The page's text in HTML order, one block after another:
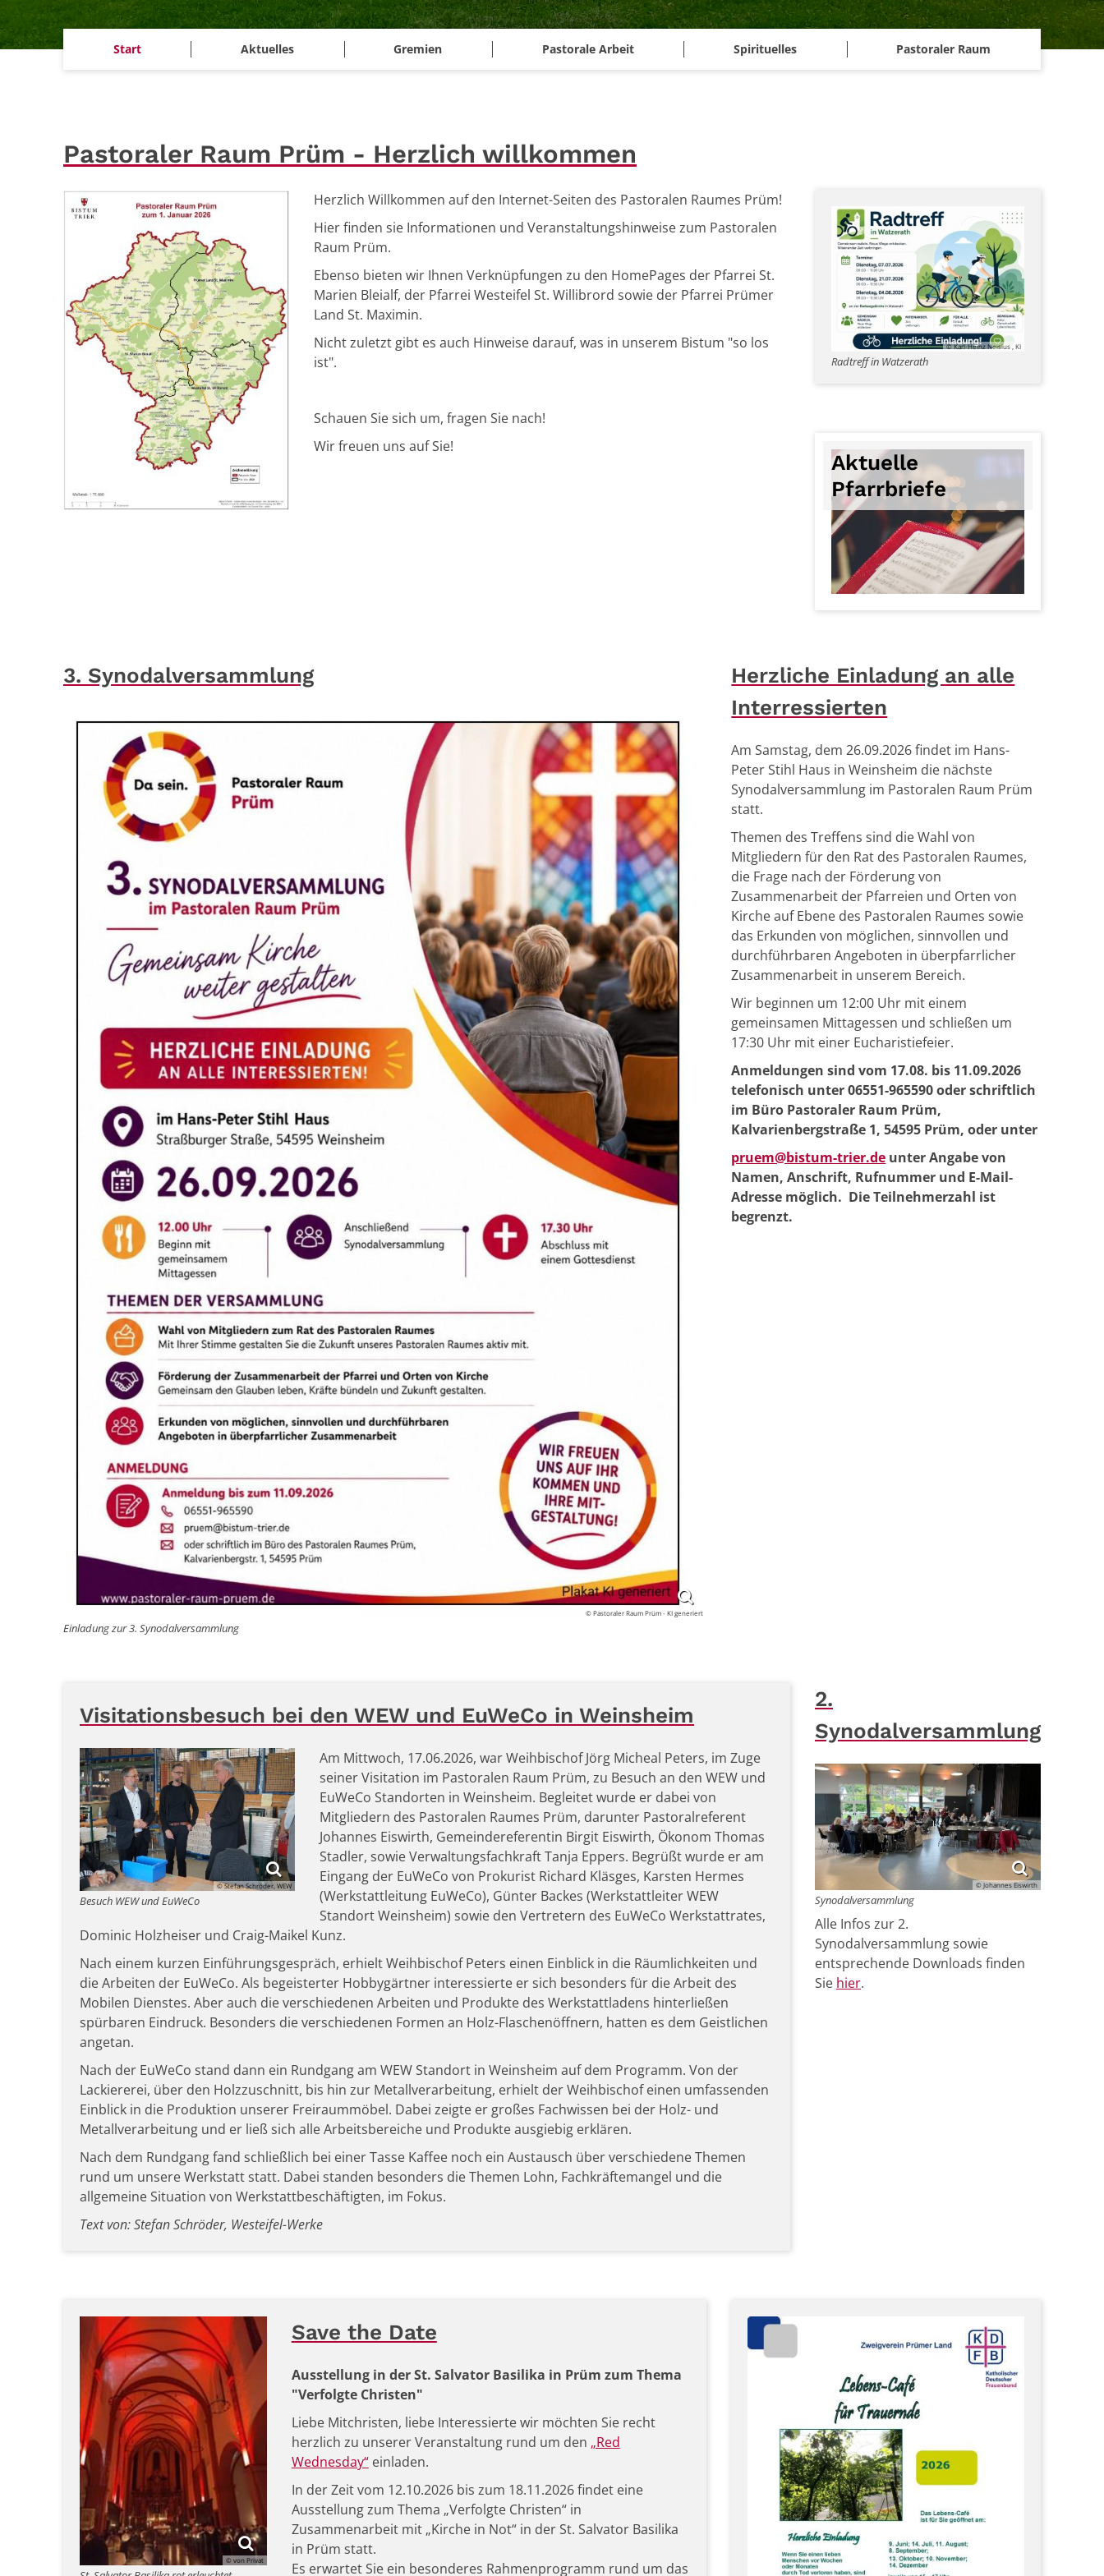
Start Aktuelles Gremien Pastorale Arbeit Spirituelles Pastoraler Raum
Pastoraler Raum Prüm - Herzlich willkommen
Herzlich Willkommen auf den Internet-Seiten des Pastoralen Raumes Prüm!
Hier finden sie Informationen und Veranstaltungshinweise zum Pastoralen
Raum Prüm.
Ebenso bieten wir Ihnen Verknüpfungen zu den HomePages der Pfarrei St.
Marien Bleialf, der Pfarrei Westeifel St. Willibrord sowie der Pfarrei Prümer
Land St. Maximin.
Nicht zuletzt gibt es auch Hinweise darauf, was in unserem Bistum "so los
ist".
Schauen Sie sich um, fragen Sie nach!
Wir freuen uns auf Sie!
© Karl-Heinz Neisius , KI
Radtreff in Watzerath
Aktuelle
Pfarrbriefe
3. Synodalversammlung
© Pastoraler Raum Prüm - KI generiert
Einladung zur 3. Synodalversammlung
Herzliche Einladung an alle
Interressierten
Am Samstag, dem 26.09.2026 findet im Hans-
Peter Stihl Haus in Weinsheim die nächste
Synodalversammlung im Pastoralen Raum Prüm
statt.
Themen des Treffens sind die Wahl von
Mitgliedern für den Rat des Pastoralen Raumes,
die Frage nach der Förderung von
Zusammenarbeit der Pfarreien und Orten von
Kirche auf Ebene des Pastoralen Raumes sowie
das Erkunden von möglichen, sinnvollen und
durchführbaren Angeboten in überpfarrlicher
Zusammenarbeit in unserem Bereich.
Wir beginnen um 12:00 Uhr mit einem
gemeinsamen Mittagessen und schließen um
17:30 Uhr mit einer Eucharistiefeier.
Anmeldungen sind vom 17.08. bis 11.09.2026
telefonisch unter 06551-965590 oder schriftlich
im Büro Pastoraler Raum Prüm,
Kalvarienbergstraße 1, 54595 Prüm, oder unter
pruem@bistum-trier.de unter Angabe von
Namen, Anschrift, Rufnummer und E-Mail-
Adresse möglich. Die Teilnehmerzahl ist
begrenzt.
Visitationsbesuch bei den WEW und EuWeCo in Weinsheim
© Stefan Schröder, WEW
Besuch WEW und EuWeCo
Am Mittwoch, 17.06.2026, war Weihbischof Jörg Micheal Peters, im Zuge
seiner Visitation im Pastoralen Raum Prüm, zu Besuch an den WEW und
EuWeCo Standorten in Weinsheim. Begleitet wurde er dabei von
Mitgliedern des Pastoralen Raumes Prüm, darunter Pastoralreferent
Johannes Eiswirth, Gemeindereferentin Birgit Eiswirth, Ökonom Thomas
Stadler, sowie Verwaltungsfachkraft Tanja Eppers. Begrüßt wurde er am
Eingang der EuWeCo von Prokurist Richard Kläsges, Karsten Hermes
(Werkstattleitung EuWeCo), Günter Backes (Werkstattleiter WEW
Standort Weinsheim) sowie den Vertretern des EuWeCo Werkstattrates,
Dominic Holzheiser und Craig-Maikel Kunz.
Nach einem kurzen Einführungsgespräch, erhielt Weihbischof Peters einen Einblick in die Räumlichkeiten und
die Arbeiten der EuWeCo. Als begeisterter Hobbygärtner interessierte er sich besonders für die Arbeit des
Mobilen Dienstes. Aber auch die verschiedenen Arbeiten und Produkte des Werkstattladens hinterließen
spürbaren Eindruck. Besonders die verschiedenen Formen an Holz-Flaschenöffnern, hatten es dem Geistlichen
angetan.
Nach der EuWeCo stand dann ein Rundgang am WEW Standort in Weinsheim auf dem Programm. Von der
Lackiererei, über den Holzzuschnitt, bis hin zur Metallverarbeitung, erhielt der Weihbischof einen umfassenden
Einblick in die Produktion unserer Freiraummöbel. Dabei zeigte er großes Fachwissen bei der Holz- und
Metallverarbeitung und er ließ sich alle Arbeitsbereiche und Produkte ausgiebig erklären.
Nach dem Rundgang fand schließlich bei einer Tasse Kaffee noch ein Austausch über verschiedene Themen
rund um unsere Werkstatt statt. Dabei standen besonders die Themen Lohn, Fachkräftemangel und die
allgemeine Situation von Werkstattbeschäftigten, im Fokus.
Text von: Stefan Schröder, Westeifel-Werke
2.
Synodalversammlung
© Johannes Eiswirth
Synodalversammlung
Alle Infos zur 2.
Synodalversammlung sowie
entsprechende Downloads finden
Sie hier.
© von Privat
Save the Date
Ausstellung in der St. Salvator Basilika in Prüm zum Thema
"Verfolgte Christen"
Liebe Mitchristen, liebe Interessierte wir möchten Sie recht
herzlich zu unserer Veranstaltung rund um den „Red
Wednesday“einladen.
In der Zeit vom 12.10.2026 bis zum 18.11.2026 findet eine
Ausstellung zum Thema „Verfolgte Christen“ in
Zusammenarbeit mit „Kirche in Not“ in der St. Salvator Basilika
in Prüm statt.
Es erwartet Sie ein besonderes Rahmenprogramm rund um das